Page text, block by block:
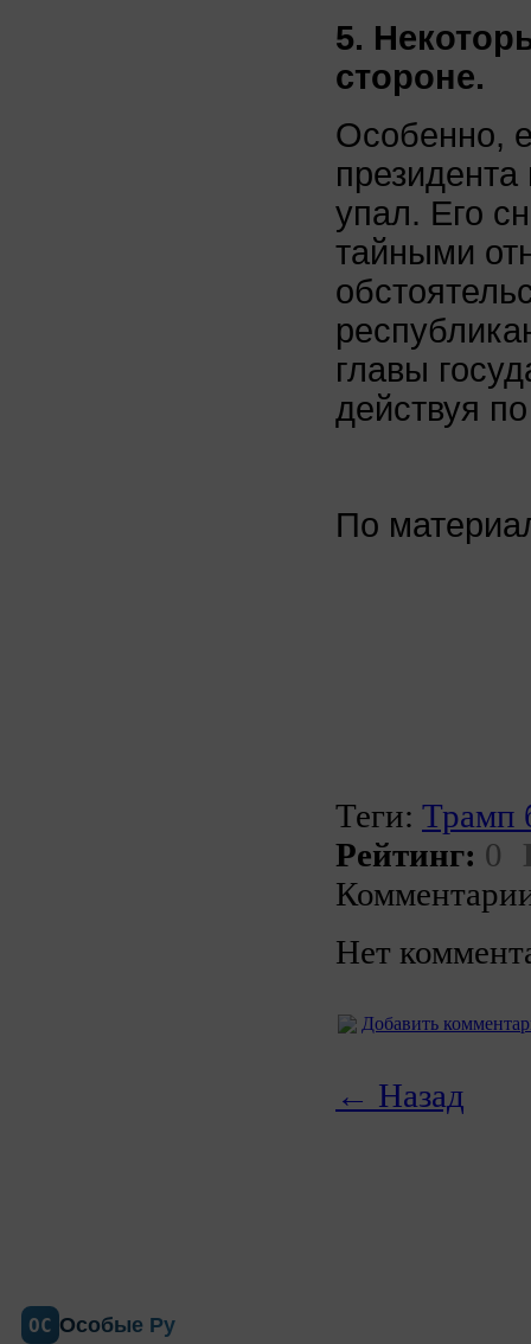
5.
стороне.
Особенно,
упал. Его
тайными
главы
действуя
По
Теги:
Рейтинг: 0
Нет
Добавить
← Назад
ОС Особые Ру